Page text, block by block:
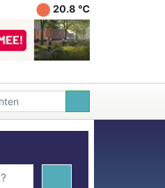
20.8 ℃